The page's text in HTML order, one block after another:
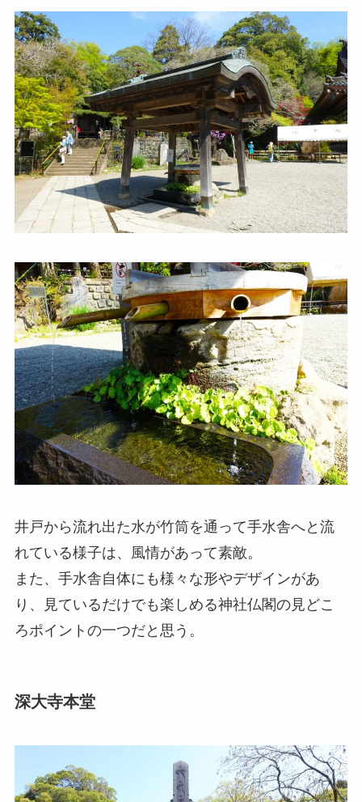
井戸から流れ出た水が竹筒を通って手水舎へと流
れている様子は、風情があって素敵。
また、手水舎自体にも様々な形やデザインがあ
り、見ているだけでも楽しめる神社仏閣の見どこ
ろポイントの一つだと思う。
深大寺本堂